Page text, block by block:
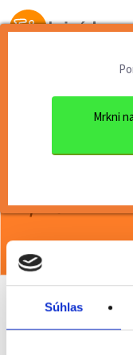
Súhlas
Mrkni na
Brigády
Hledáme chůvu pro
Hledáme
€/
Viac o ponuke >>